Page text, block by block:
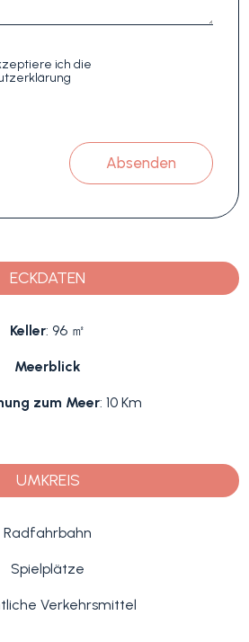
ich die
Absenden
ECKDATEN
Keller: 96 ㎡
Meerblick
zum Meer: 10 Km
UMKREIS
Radfahrbahn
Spielplätze
Verkehrsmittel